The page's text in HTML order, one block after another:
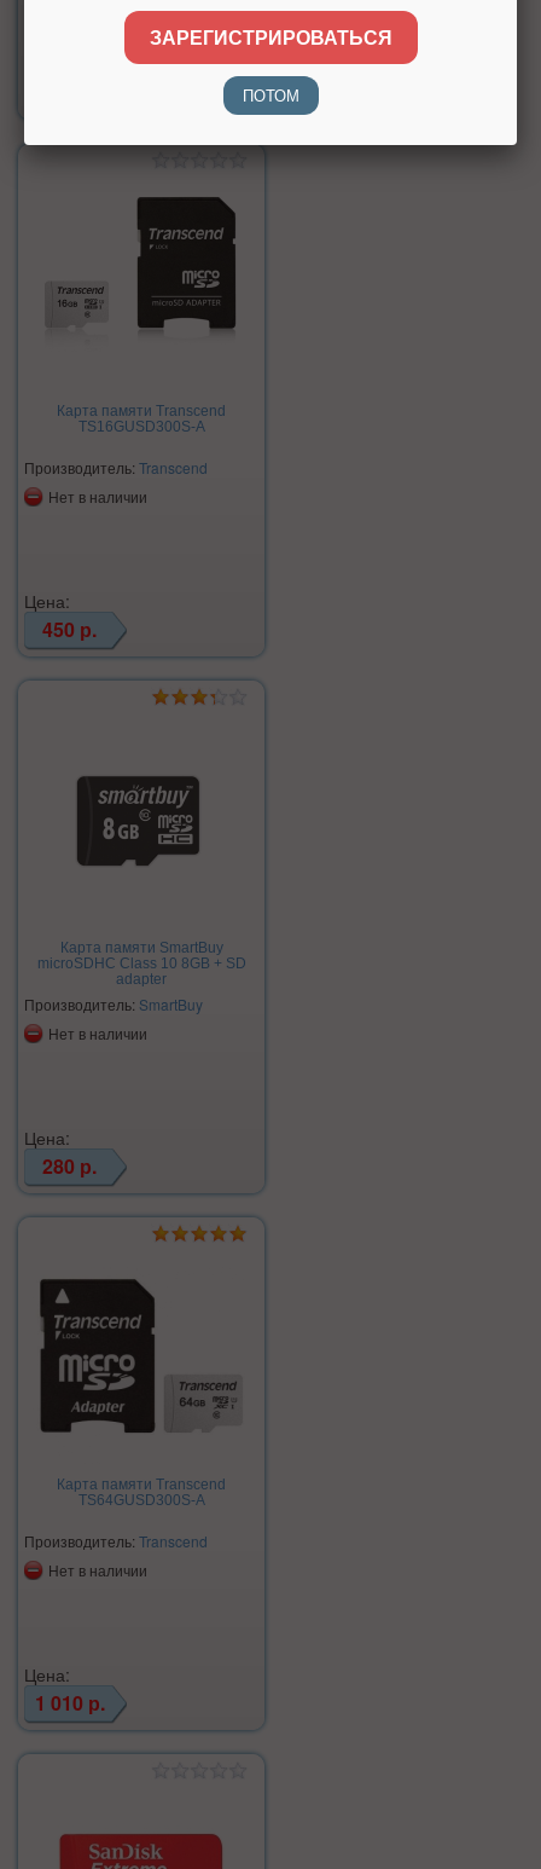
Карта памяти Transcend
TS16GUSD300S-A
Производитель: Transcend
Нет в наличии
Цена:
450 р.
Карта памяти SmartBuy
microSDHC Class 10 8GB + SD
adapter
Производитель: SmartBuy
Нет в наличии
Цена:
280 р.
Карта памяти Transcend
TS64GUSD300S-A
Производитель: Transcend
Нет в наличии
Цена:
1 010 р.
ЗАРЕГИСТРИРОВАТЬСЯ
ПОТОМ